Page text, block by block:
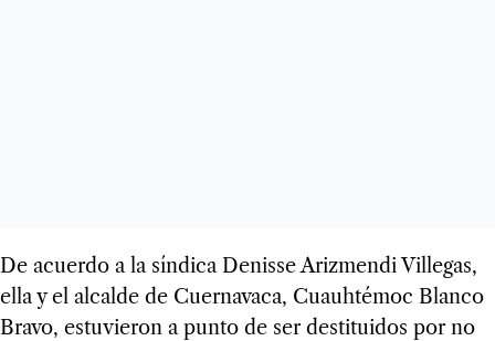
De acuerdo a la sín­dica Denisse Ariz­mendi Ville­gas,
ella y el alcalde de Cuer­na­vaca, Cuauh­té­moc Blanco
Bravo, estu­vie­ron a punto de ser des­ti­tui­dos por no